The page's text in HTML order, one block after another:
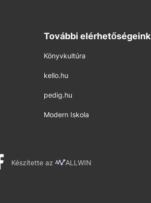
További elérhetőségeink
Könyvkultúra
kello.hu
pedig.hu
Modern Iskola
Készítette az ALLWIN